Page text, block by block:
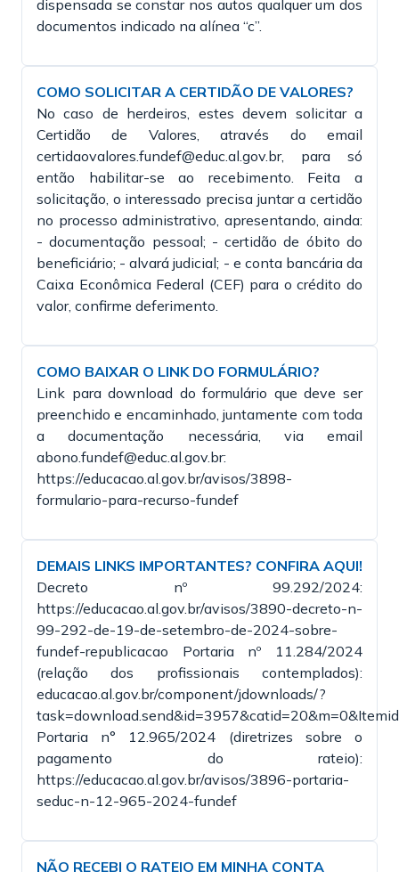
dispensada se constar nos autos qualquer um dos
documentos indicado na alínea “c”.
COMO SOLICITAR A CERTIDÃO DE VALORES?
No caso de herdeiros, estes devem solicitar a
Certidão de Valores, através do email
certidaovalores.fundef@educ.al.gov.br, para só
então habilitar-se ao recebimento. Feita a
solicitação, o interessado precisa juntar a certidão
no processo administrativo, apresentando, ainda:
- documentação pessoal; - certidão de óbito do
beneficiário; - alvará judicial; - e conta bancária da
Caixa Econômica Federal (CEF) para o crédito do
valor, confirme deferimento.
COMO BAIXAR O LINK DO FORMULÁRIO?
Link para download do formulário que deve ser
preenchido e encaminhado, juntamente com toda
a documentação necessária, via email
abono.fundef@educ.al.gov.br:
https://educacao.al.gov.br/avisos/3898-
formulario-para-recurso-fundef
DEMAIS LINKS IMPORTANTES? CONFIRA AQUI!
Decreto nº 99.292/2024:
https://educacao.al.gov.br/avisos/3890-decreto-n-
99-292-de-19-de-setembro-de-2024-sobre-
fundef-republicacao Portaria nº 11.284/2024
(relação dos profissionais contemplados):
educacao.al.gov.br/component/jdownloads/?
Portaria n° 12.965/2024 (diretrizes sobre o
pagamento do rateio):
https://educacao.al.gov.br/avisos/3896-portaria-
seduc-n-12-965-2024-fundef
NÃO RECEBI O RATEIO EM MINHA CONTA